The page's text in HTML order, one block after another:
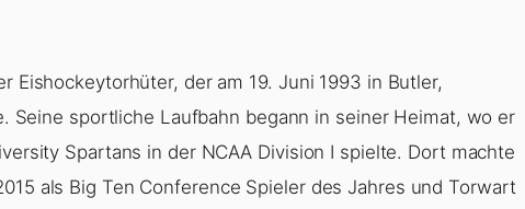
Eishockeytorhüter, der am 19. Juni 1993 in Butler,
Seine sportliche Laufbahn begann in seiner Heimat, wo er
Spartans in der NCAA Division I spielte. Dort machte
als Big Ten Conference Spieler des Jahres und Torwart